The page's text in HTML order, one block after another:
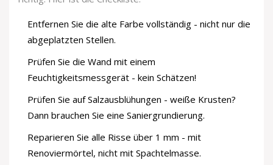
Entfernen Sie die alte Farbe vollständig - nicht nur die
abgeplatzten Stellen.
Prüfen Sie die Wand mit einem
Feuchtigkeitsmessgerät - kein Schätzen!
Prüfen Sie auf Salzausblühungen - weiße Krusten?
Dann brauchen Sie eine Saniergrundierung.
Reparieren Sie alle Risse über 1 mm - mit
Renoviermörtel, nicht mit Spachtelmasse.